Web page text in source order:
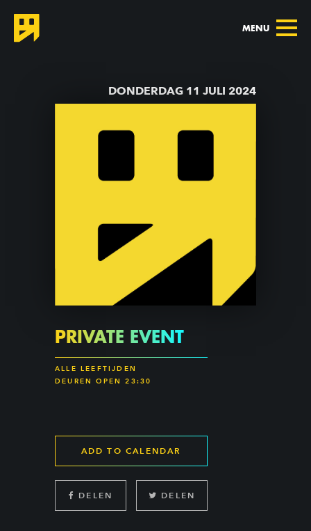
MENU
DONDERDAG 11 JULI 2024
PRIVATE EVENT
ALLE LEEFTIJDEN
DEUREN OPEN 23:30
ADD TO CALENDAR
DELEN DELEN